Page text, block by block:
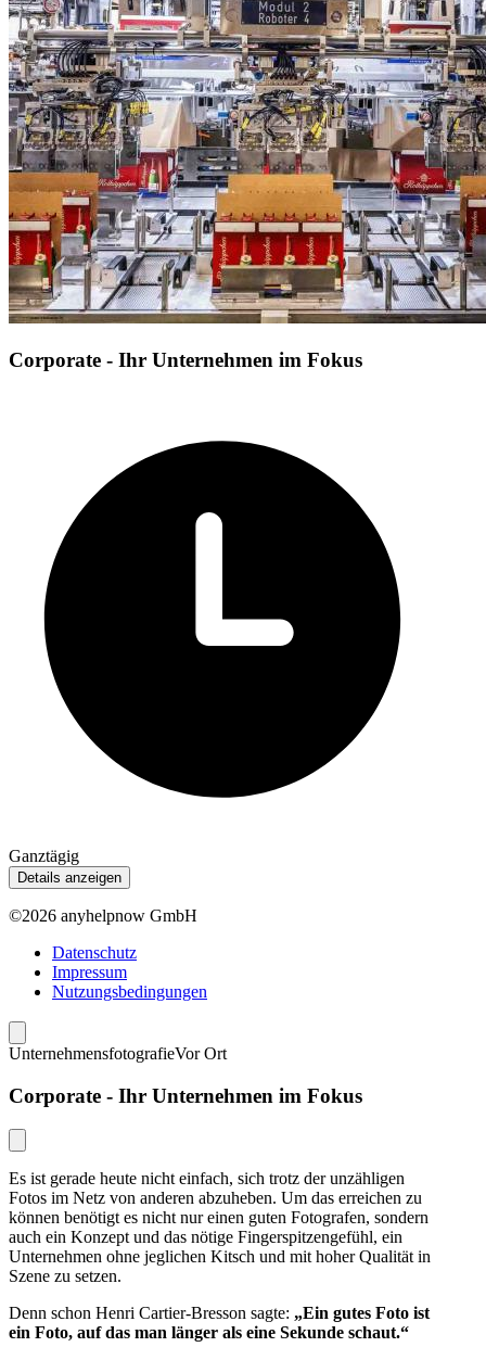
Corporate - Ihr Unternehmen im Fokus
Ganztägig
Details anzeigen
©2026 anyhelpnow GmbH
Datenschutz
Impressum
Nutzungsbedingungen
UnternehmensfotografieVor Ort
Corporate - Ihr Unternehmen im Fokus
Es ist gerade heute nicht einfach, sich trotz der unzähligen
Fotos im Netz von anderen abzuheben. Um das erreichen zu
können benötigt es nicht nur einen guten Fotografen, sondern
auch ein Konzept und das nötige Fingerspitzengefühl, ein
Unternehmen ohne jeglichen Kitsch und mit hoher Qualität in
Szene zu setzen.
Denn schon Henri Cartier-Bresson sagte: „Ein gutes Foto ist
ein Foto, auf das man länger als eine Sekunde schaut.“